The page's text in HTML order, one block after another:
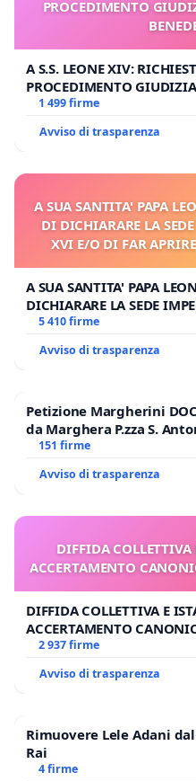
PROCEDIMENTO
A S.S. LEONE XIV:
PROCEDIMENTO
BENEDETTO XVI
1 499 firme
Avviso di trasparenza
A SUA SANTITA' PAPA
DI DICHIARARE LA
XVI E/O DI FAR
A SUA SANTITA' PAPA
DICHIARARE LA SEDE
E/O DI FAR APRIRE IL
5 410 firme
Avviso di trasparenza
Petizione Margherini
da Marghera P.zza S.
Polo tariffa a € 1,50
151 firme
Avviso di trasparenza
DIFFIDA
ACCERTAMENTO
DIFFIDA COLLETTIVA E
ACCERTAMENTO
2 937 firme
Avviso di trasparenza
Rimuovere Lele Adani
Rai
4 firme